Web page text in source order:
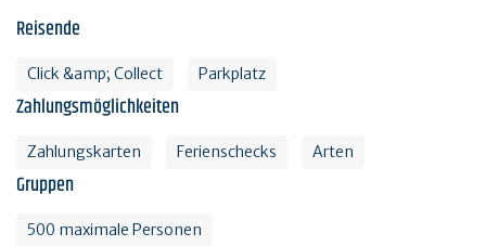
Reisende
Click &amp; Collect Parkplatz
Zahlungsmöglichkeiten
Zahlungskarten Ferienschecks Arten
Gruppen
500 maximale Personen